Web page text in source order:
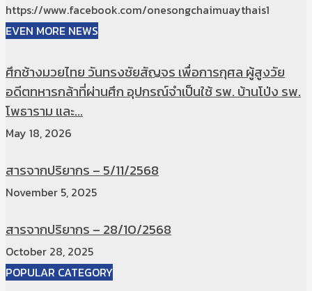
https://www.facebook.com/onesongchaimuaythais1
EVEN MORE NEWS
ศึกช้างมวยไทย วันทรงชัยสัญจร เพื่อการกุศล ผู้สูงวัย
อดีตทหารกล้าที่ผ่านศึก อุปกรณ์จำเป็นใช้ รพ. บ้านโป่ง รพ.
โพธาราม และ...
May 18, 2026
สารจากปริยากร – 5/11/2568
November 5, 2025
สารจากปริยากร – 28/10/2568
October 28, 2025
POPULAR CATEGORY